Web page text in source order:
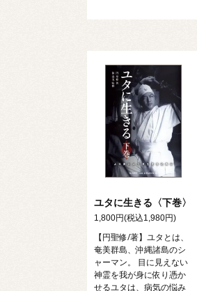
ユタに生きる〈下巻〉
1,800円(税込1,980円)
【円聖修/著】ユタとは、
奄美群島、沖縄諸島のシ
ャーマン。 目に見えない
神霊を我が身に依り憑か
せるユタは、病気の悩み